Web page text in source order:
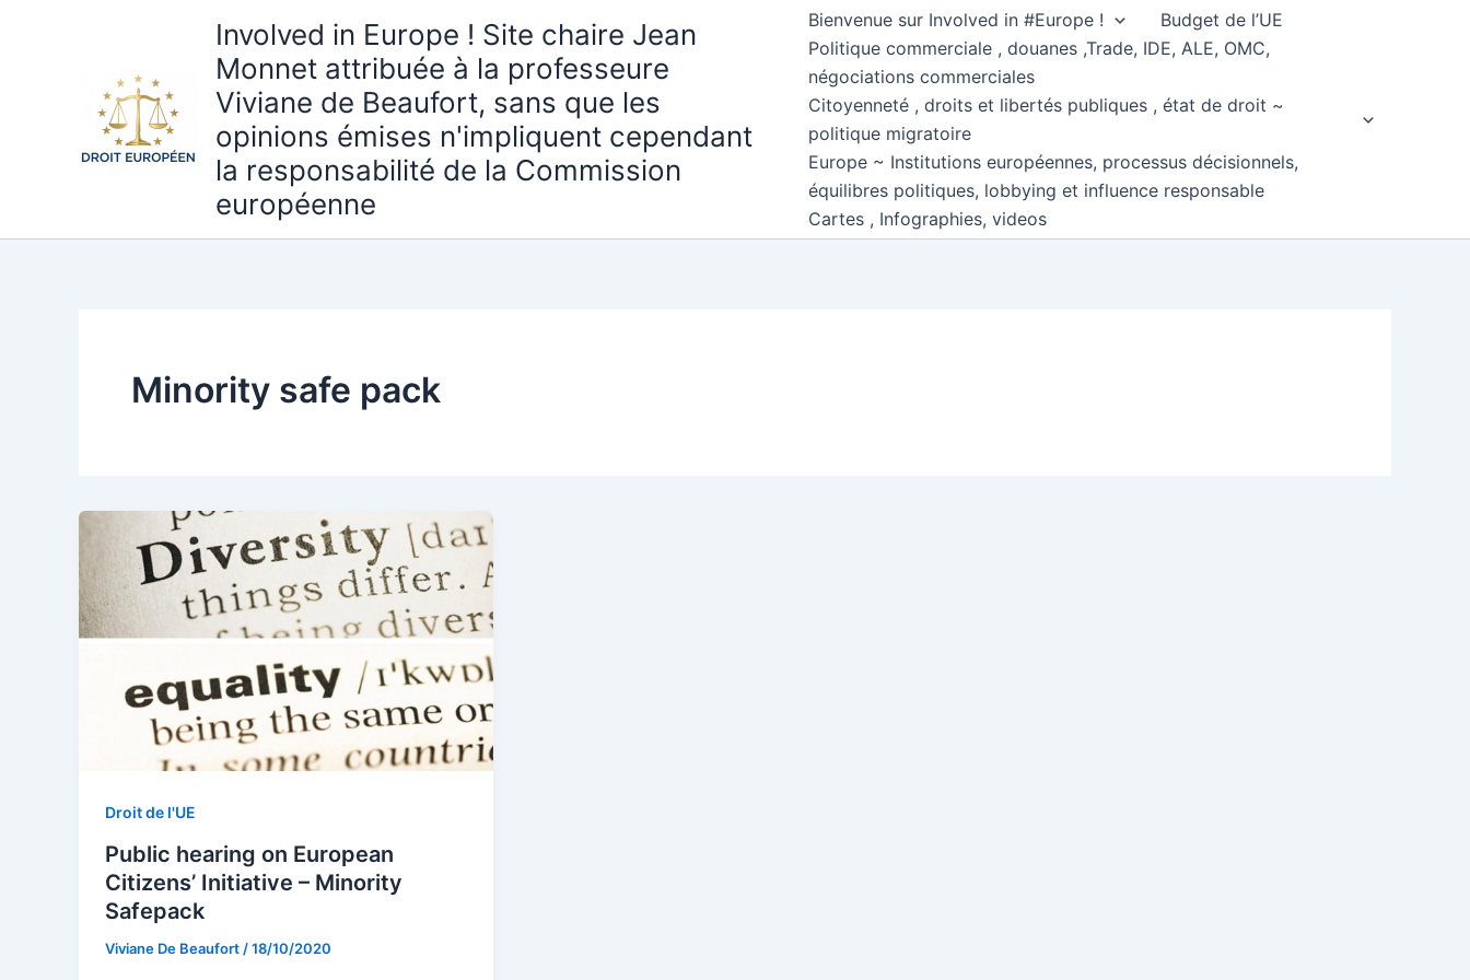
Involved in Europe ! Site chaire Jean
Monnet attribuée à la professeure
Viviane de Beaufort, sans que les
opinions émises n'impliquent cependant
la responsabilité de la Commission
européenne
Bienvenue sur Involved in #Europe !
Budget de l’UE
Politique commerciale , douanes ,Trade, IDE, ALE, OMC,
négociations commerciales
Citoyenneté , droits et libertés publiques , état de droit ~
politique migratoire
Europe ~ Institutions européennes, processus décisionnels,
équilibres politiques, lobbying et influence responsable
Cartes , Infographies, videos
Minority safe pack
Droit de l'UE
Public hearing on European
Citizens’ Initiative – Minority
Safepack
Viviane De Beaufort /18/10/2020